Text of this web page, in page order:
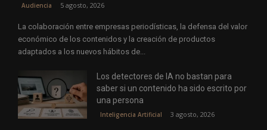
Audiencia 5 agosto, 2026
La colaboración entre empresas periodísticas, la defensa del valor
económico de los contenidos y la creación de productos
adaptados a los nuevos hábitos de...
Los detectores de IA no bastan para
saber si un contenido ha sido escrito por
una persona
Inteligencia Artificial 3 agosto, 2026